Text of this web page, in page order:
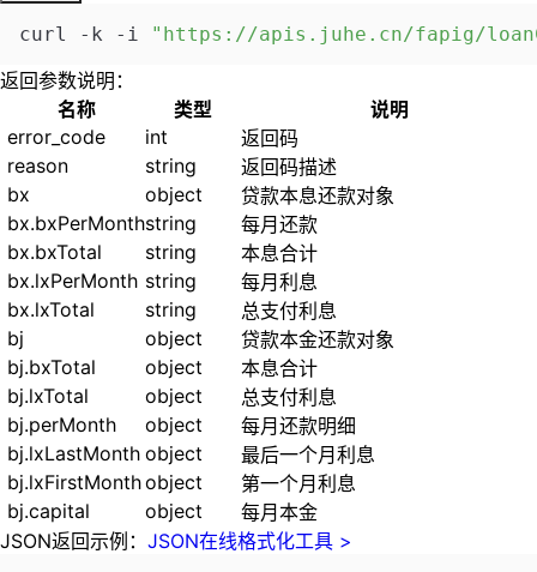
curl -k -i "https://apis.juhe.cn/fapig/
返回参数说明：
名称
类型
说明
error_code
int
返回码
reason
string
返回码描述
bx
object
贷款本息还款对象
bx.bxPerMonthstring
每月还款
bx.bxTotal
string
本息合计
bx.lxPerMonth string
每月利息
bx.lxTotal
string
总支付利息
bj
object
贷款本金还款对象
bj.bxTotal
object
本息合计
bj.lxTotal
object
总支付利息
bj.perMonth
object
每月还款明细
bj.lxLastMonth object
最后一个月利息
bj.lxFirstMonthobject
第一个月利息
bj.capital
object
每月本金
JSON返回示例： JSON在线格式化工具 >